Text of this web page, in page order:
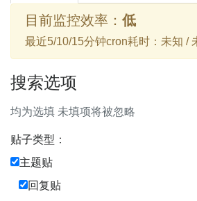
目前监控效率： 低
最近5/10/15分钟cron耗时：未知 /
搜索选项
均为选填 未填项将被忽略
贴子类型：
主题贴
回复贴